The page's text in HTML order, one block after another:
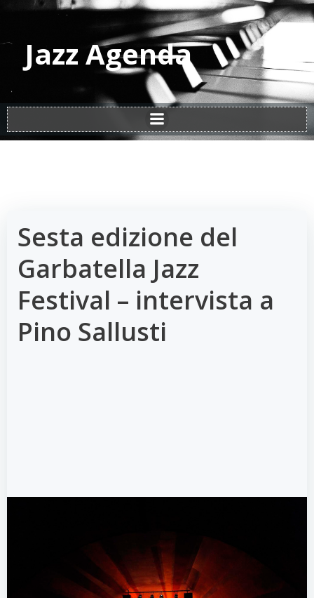
Vai
al
contenuto
Jazz Agenda
Sesta edizione del
Garbatella Jazz
Festival – intervista a
Pino Sallusti